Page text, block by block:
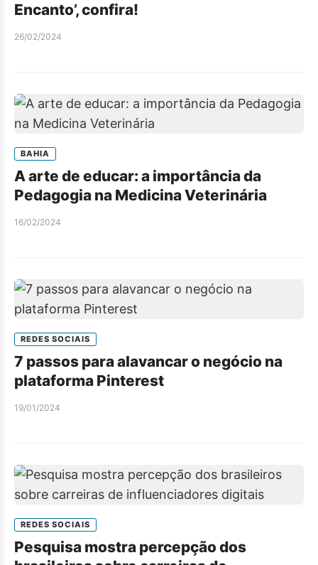
Encanto’, confira!
26/02/2024
BAHIA
A arte de educar: a importância da
Pedagogia na Medicina Veterinária
16/02/2024
REDES SOCIAIS
7 passos para alavancar o negócio na
plataforma Pinterest
19/01/2024
REDES SOCIAIS
Pesquisa mostra percepção dos